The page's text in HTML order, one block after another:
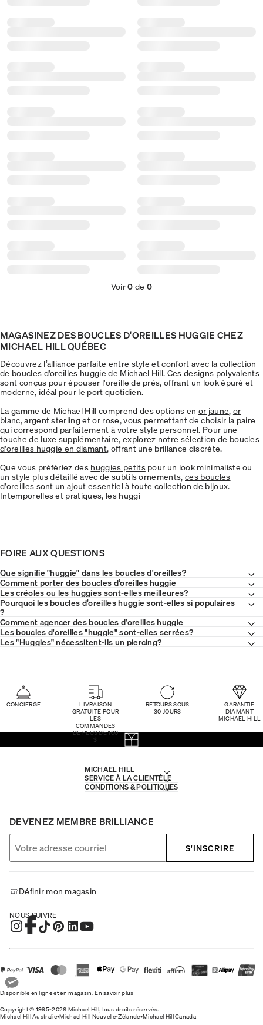
Voir0 de 0
MAGASINEZ DES BOUCLES D'OREILLES HUGGIE CHEZ
MICHAEL HILL QUÉBEC
Découvrez l’alliance parfaite entre style et confort avec la collection
de boucles d'oreilles huggie de Michael Hill. Ces designs polyvalents
sont conçus pour épouser l'oreille de près, offrant un look épuré et
moderne, idéal pour le port quotidien.
La gamme de Michael Hill comprend des options en or jaune, or
blanc,argent sterlinget or rose, vous permettant de choisir la paire
qui correspond parfaitement à votre style personnel. Pour une
touche de luxe supplémentaire, explorez notre sélection de boucles
d'oreilles huggie en diamant, offrant une brillance discrète.
Que vous préfériez des huggies petitspour un look minimaliste ou
un style plus détaillé avec de subtils ornements,ces boucles
d'oreilles sont un ajout essentiel à toute collection de bijoux.
Intemporelles et pratiques, les huggi
FOIRE AUX QUESTIONS
Que signifie "huggie" dans les boucles d'oreilles?
Comment porter des boucles d’oreilles huggie
Les créoles ou les huggies sont-elles meilleures?
Pourquoi les boucles d’oreilles huggie sont-elles si populaires
?
Comment agencer des boucles d’oreilles huggie
Les boucles d'oreilles "huggie" sont-elles serrées?
Les "Huggies" nécessitent-ils un piercing?
CONCIERGE
LIVRAISON
GRATUITE POUR
LES
COMMANDES
DE PLUS DE 100
$
RETOURS SOUS
30 JOURS
GARANTIE
DIAMANT
MICHAEL HILL
MICHAEL HILL
SERVICE À LA CLIENTÈLE
CONDITIONS & POLITIQUES
DEVENEZ MEMBRE BRILLIANCE
S'INSCRIRE
Définir mon magasin
NOUS SUIVRE
Disponible en ligne et en magasin.En savoir plus
Copyright © 1995-2026 Michael Hill, tous droits réservés.
Michael Hill Australie•Michael Hill Nouvelle-Zélande•Michael Hill Canada